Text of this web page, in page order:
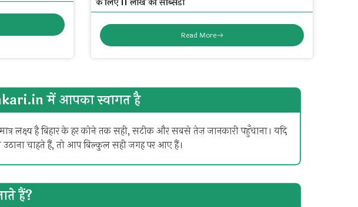
Read More
में आपका स्वागत है
लक्ष्य है बिहार के हर कोने तक सही, सटीक और सबसे तेज़ जानकारी पहुँचाना। यदि
उठाना चाहते हैं, तो आप बिल्कुल सही जगह पर आए हैं।
हैं?